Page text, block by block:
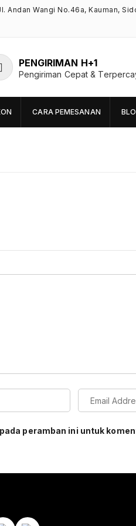
Andan Wangi No.46a, Kauman,
PENGIRIMAN H+1
Pengiriman Cepat &
CARA PEMESANAN
peramban ini untuk